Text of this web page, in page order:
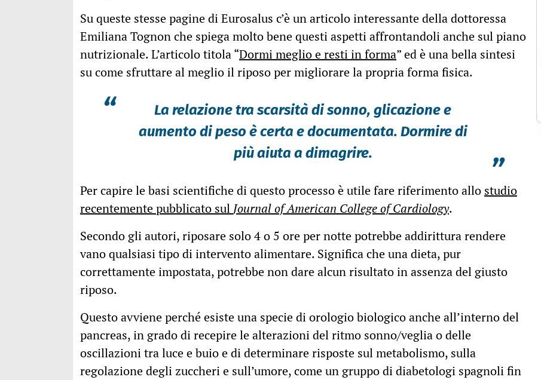
Su queste stesse pagine di Eurosalus c’è un articolo interessante della dottoressa
Emiliana Tognon che spiega molto bene questi aspetti affrontandoli anche sul piano
nutrizionale. L’articolo titola “Dormi meglio e resti in forma” ed è una bella sintesi
su come sfruttare al meglio il riposo per migliorare la propria forma fisica.
“
La relazione tra scarsità di sonno, glicazione e
aumento di peso è certa e documentata. Dormire di
più aiuta a dimagrire.
”
Per capire le basi scientifiche di questo processo è utile fare riferimento allo studio
recentemente pubblicato sul Journal of American College of Cardiology.
Secondo gli autori, riposare solo 4 o 5 ore per notte potrebbe addirittura rendere
vano qualsiasi tipo di intervento alimentare. Significa che una dieta, pur
correttamente impostata, potrebbe non dare alcun risultato in assenza del giusto
riposo.
Questo avviene perché esiste una specie di orologio biologico anche all’interno del
pancreas, in grado di recepire le alterazioni del ritmo sonno/veglia o delle
oscillazioni tra luce e buio e di determinare risposte sul metabolismo, sulla
regolazione degli zuccheri e sull’umore, come un gruppo di diabetologi spagnoli fin